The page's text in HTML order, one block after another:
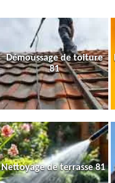
Démoussage de toiture
81
Nettoyage de terrasse 81